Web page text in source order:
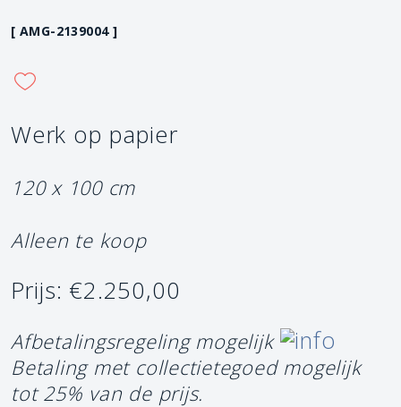
[ AMG-2139004 ]
Werk op papier
120 x 100 cm
Alleen te koop
Prijs: €2.250,00
Afbetalingsregeling mogelijk
Betaling met collectietegoed mogelijk
tot 25% van de prijs.